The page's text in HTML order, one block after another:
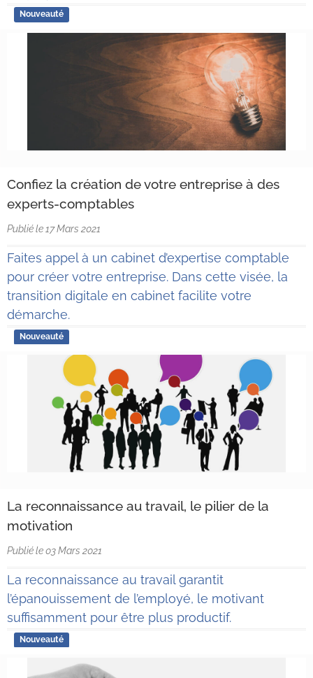
Nouveauté
Confiez la création de votre entreprise à des
experts-comptables
Publié le 17 Mars 2021
Faites appel à un cabinet d’expertise comptable
pour créer votre entreprise. Dans cette visée, la
transition digitale en cabinet facilite votre
démarche.
Nouveauté
La reconnaissance au travail, le pilier de la
motivation
Publié le 03 Mars 2021
La reconnaissance au travail garantit
l’épanouissement de l’employé, le motivant
suffisamment pour être plus productif.
Nouveauté